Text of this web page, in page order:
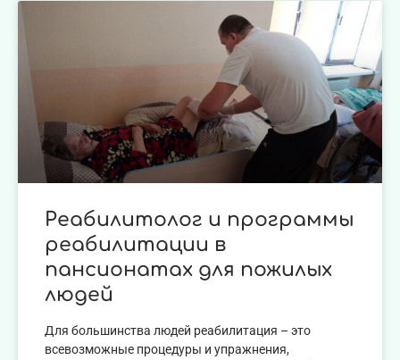
Реабилитолог и программы
реабилитации в
пансионатах для пожилых
людей
Для большинства людей реабилитация – это
всевозможные процедуры и упражнения,